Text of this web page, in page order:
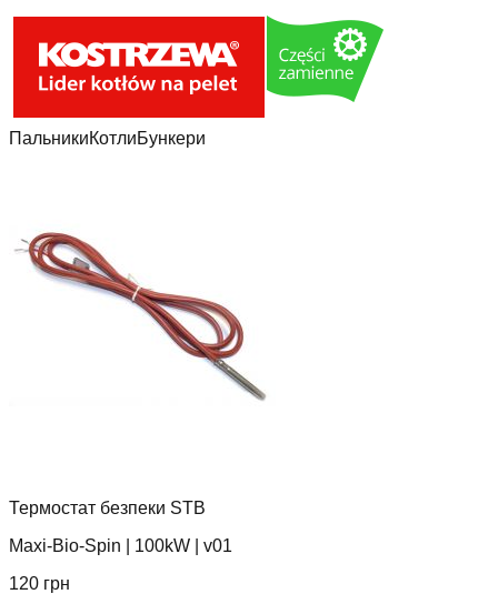
ПальникиКотлиБункери
Термостат безпеки STB
Maxi-Bio-Spin
100kW
v01
120 грн